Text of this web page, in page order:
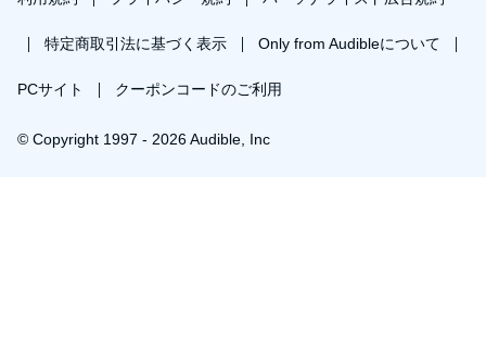
特定商取引法に基づく表示 Only from Audibleについて
PCサイト クーポンコードのご利用
© Copyright 1997 - 2026 Audible, Inc